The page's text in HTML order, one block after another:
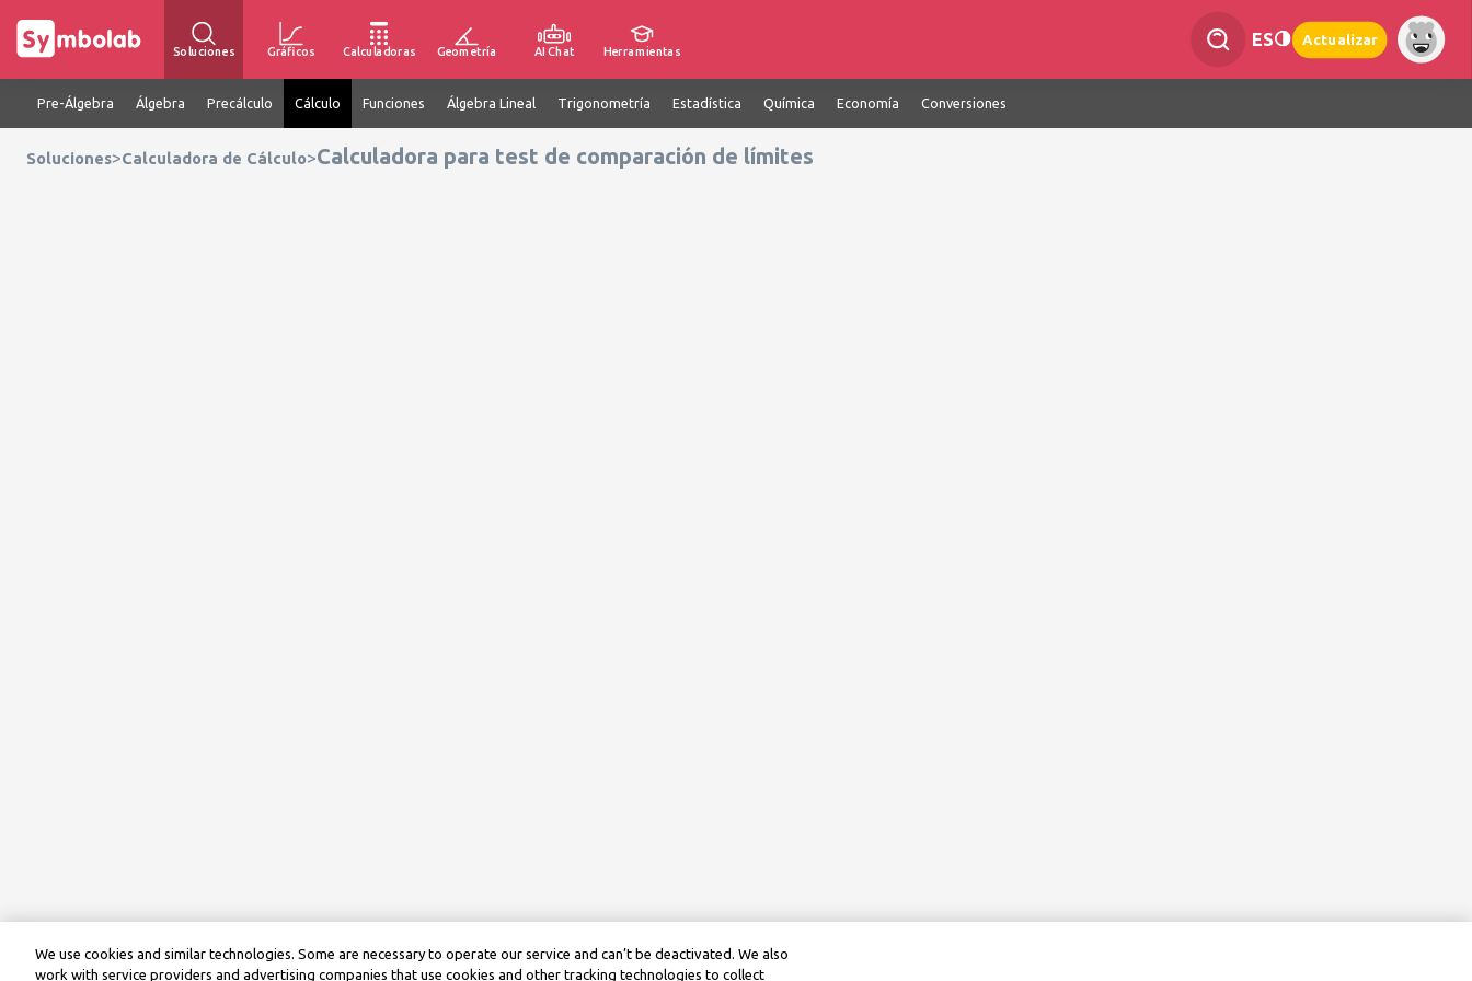
Soluciones Gráficos Calculadoras Geometría AI Chat Herramientas
ES Actualizar
Pre-Álgebra Álgebra Precálculo Cálculo Funciones Álgebra Lineal Trigonometría Estadística Química Economía Conversiones
Soluciones>Calculadora de Cálculo>Calculadora para test de comparación de límites
We use cookies and similar technologies. Some are necessary to operate our service and can’t be deactivated. We also
work with service providers and advertising companies that use cookies and other tracking technologies to collect